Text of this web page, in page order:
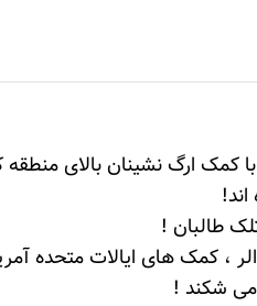
کمک ارگ نشینان بالای
طالبان !
دالر ، کمک های ایالات
می شکند !